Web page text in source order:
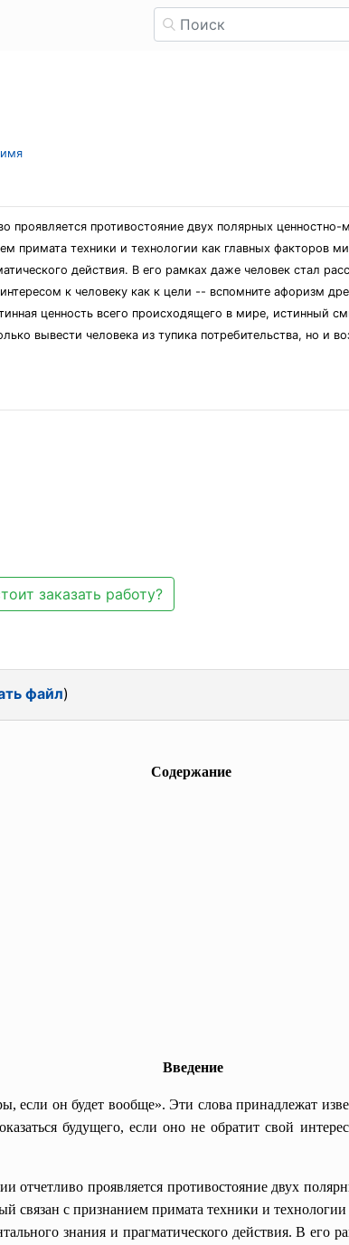
проявляется противостояние двух полярных
примата техники и технологии как главных факторов
действия. В его рамках даже человек стал
к человеку как к цели -- вспомните афоризм
ценность всего происходящего в мире, истинный
вывести человека из тупика потребительства, но и
заказать работу?
файл)
Содержание
Введение
если он будет вообще». Эти слова принадлежат
будущего, если оно не обратит свой
отчетливо проявляется противостояние двух
связан с признанием примата техники и
знания и прагматического действия. В его